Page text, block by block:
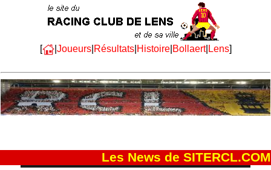
[ | Joueurs| Résultats| Histoire| Bollaert| Lens]
Les News de SITERCL.COM